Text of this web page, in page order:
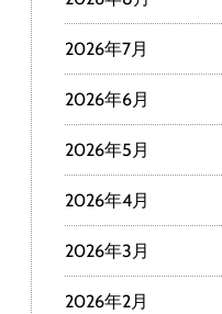
2026年7月
2026年6月
2026年5月
2026年4月
2026年3月
2026年2月